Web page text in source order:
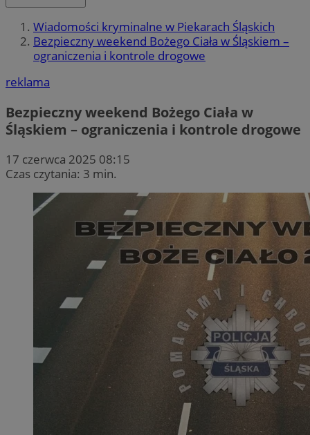
Wiadomości kryminalne w Piekarach Śląskich
Bezpieczny weekend Bożego Ciała w Śląskiem –
ograniczenia i kontrole drogowe
reklama
Bezpieczny weekend Bożego Ciała w
Śląskiem – ograniczenia i kontrole drogowe
17 czerwca 2025 08:15
Czas czytania: 3 min.